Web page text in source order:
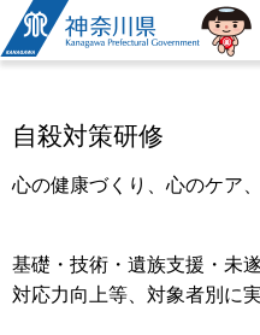
神奈川県
自殺対策研修
心の健康づくり、心のケア
基礎・技術・遺族支援・未
対応力向上等、対象者別に